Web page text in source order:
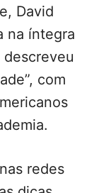
David
na íntegra
com
nas redes